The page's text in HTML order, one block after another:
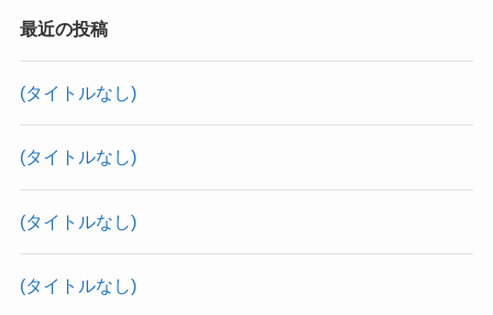
最近の投稿
(タイトルなし)
(タイトルなし)
(タイトルなし)
(タイトルなし)